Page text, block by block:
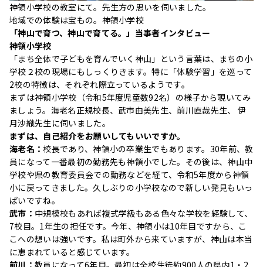
神領小学校の教室にて。先生方の思いを伺いました。
地域での体験は宝もの。神領小学校
「神山で育つ、神山で育てる。」当事者インタビュー
神領小学校
「まち全体で子どもを育んでいく神山」という言葉は、まちの小
学校２校の現場にもしっくりきます。特に「体験学習」を巡って
2校の特徴は、それぞれ際立っているようです。
まずは神領小学校（令和5年度児童数92名）の様子から覗いてみ
ましょう。海老名正規校長、武市由美先生、前川直哉先生、 伊
月沙織先生に伺いました。
まずは、自己紹介をお願いしてもいいですか。
海老名：校長であり、神領小の卒業生でもあります。30年前、教
員になって一番最初の勤務先も神領小でした。その後は、神山中
学校や県の教育委員会での勤務などを経て、令和5年度から神領
小に戻ってきました。久しぶりの小学校なので新しい発見もいっ
ぱいですね。
武市： 中規模校もあれば複式学級もある色々な学校を経験して、
7校目。1年生の担任です。今年、神領小は10年目ですから、こ
こへの想いは強いです。私は町外から来ていますが、神山は本当
に恵まれていると感じています。
前川： 教員になって6年目。最初は全校生徒約900人の県内1・2